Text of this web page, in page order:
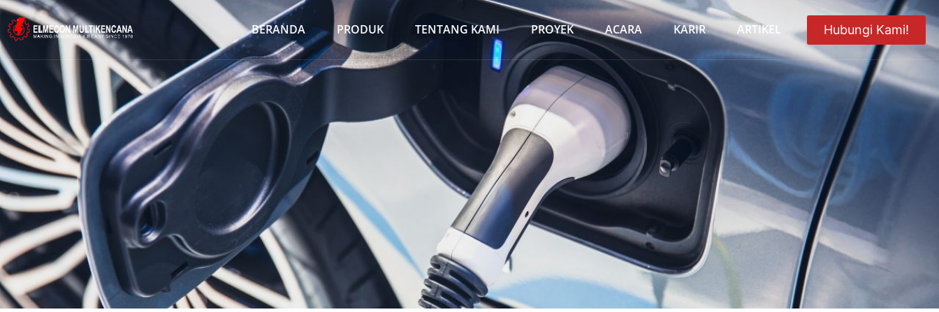
BERANDA PRODUK TENTANG KAMI PROYEK ACARA KARIR ARTIKEL Hubungi Kami!